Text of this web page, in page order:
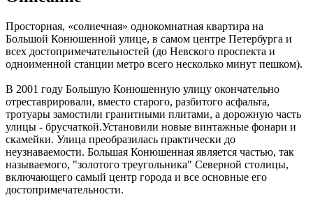
Просторная, «солнечная» однокомнатная квартира на
Большой Конюшенной улице, в самом центре Петербурга и
всех достопримечательностей (до Невского проспекта и
одноименной станции метро всего несколько минут пешком).
В 2001 году Большую Конюшенную улицу окончательно
отреставрировали, вместо старого, разбитого асфальта,
тротуары замостили гранитными плитами, а дорожную часть
улицы - брусчаткой.Установили новые винтажные фонари и
скамейки. Улица преобразилась практически до
неузнаваемости. Большая Конюшенная является частью, так
называемого, "золотого треугольника" Северной столицы,
включающего самый центр города и все основные его
достопримечательности.